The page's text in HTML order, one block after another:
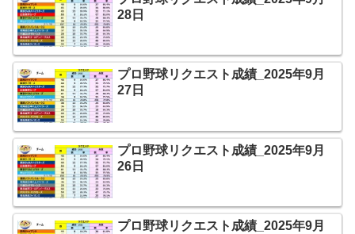
28日
プロ野球リクエスト成績_2025年9月
27日
プロ野球リクエスト成績_2025年9月
26日
プロ野球リクエスト成績_2025年9月